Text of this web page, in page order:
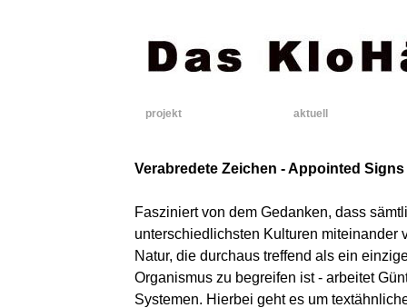
projekt aktuell
Verabredete Zeichen - Appointed Signs
Fasziniert von dem Gedanken, dass
unterschiedlichsten Kulturen miteinander
Natur, die durchaus treffend als ein
Organismus zu begreifen ist - arbeitet
Systemen. Hierbei geht es um